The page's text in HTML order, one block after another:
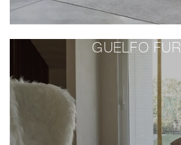
GUELFO FUR